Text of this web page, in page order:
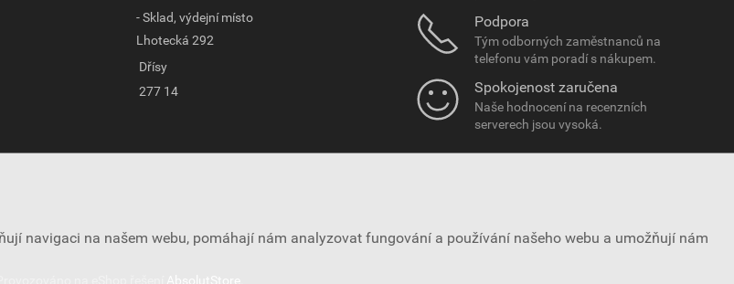
navigaci na našem webu, pomáhají nám analyzovat fungování a používání našeho webu a umožňují nám
- Sklad, výdejní místo
Lhotecká 292
Dřísy
277 14
Podpora
Tým odborných zaměstnanců na
telefonu vám poradí s nákupem.
Spokojenost zaručena
Naše hodnocení na recenzních
serverech jsou vysoká.